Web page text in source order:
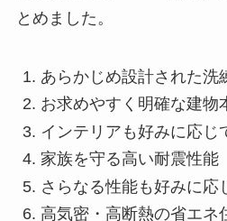
とめました。
あらかじめ設計された洗
お求めやすく明確な建物
インテリアも好みに応じ
家族を守る高い耐震性能
さらなる性能も好みに応
高気密・高断熱の省エネ